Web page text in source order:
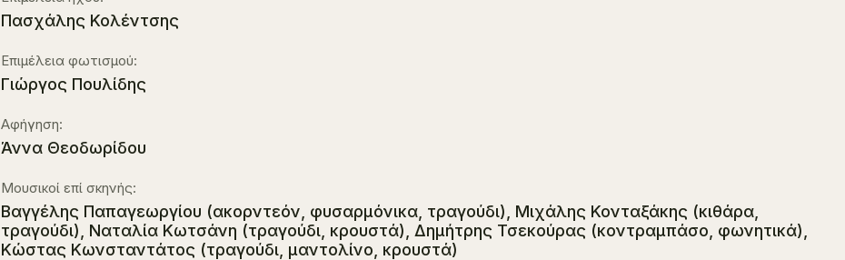
Πασχάλης Κολέντσης
Επιμέλεια φωτισμού:
Γιώργος Πουλίδης
Αφήγηση:
Άννα Θεοδωρίδου
Μουσικοί επί σκηνής:
Βαγγέλης Παπαγεωργίου (ακορντεόν, φυσαρμόνικα, τραγούδι), Μιχάλης Κονταξάκης (κιθάρα,
τραγούδι), Ναταλία Κωτσάνη (τραγούδι, κρουστά), Δημήτρης Τσεκούρας (κοντραμπάσο, φωνητικά),
Κώστας Κωνσταντάτος (τραγούδι, μαντολίνο, κρουστά)